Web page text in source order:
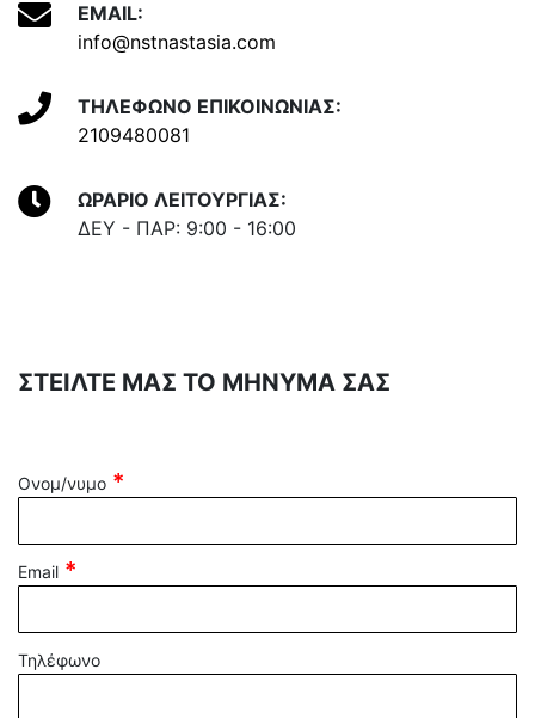
EMAIL:
info@nstnastasia.com
ΤΗΛΕΦΩΝΟ ΕΠΙΚΟΙΝΩΝΙΑΣ:
2109480081
ΩΡΑΡΙΟ ΛΕΙΤΟΥΡΓΙΑΣ:
ΔΕΥ - ΠΑΡ: 9:00 - 16:00
ΣΤΕΙΛΤΕ ΜΑΣ ΤΟ ΜΗΝΥΜΑ ΣΑΣ
Ονομ/νυμο
Email
Τηλέφωνο